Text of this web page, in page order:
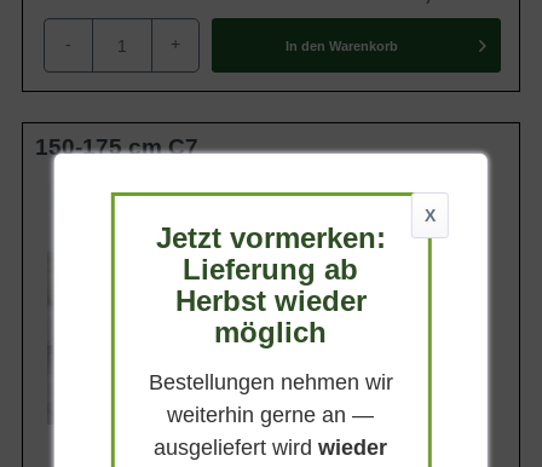
- + In den Warenkorb
150-175 cm C7
Wuchsendhöhe
Belaubung
Immergrün
Blatt- / Nadelfarbe
Dunkelgrün
Standort
X
Jetzt vormerken:
Lieferung ab
Herbst wieder
möglich
Bestellungen nehmen wir
weiterhin gerne an —
ausgeliefert wirdwieder